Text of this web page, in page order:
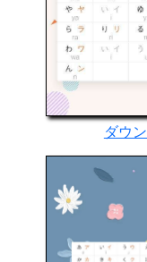
ダウ